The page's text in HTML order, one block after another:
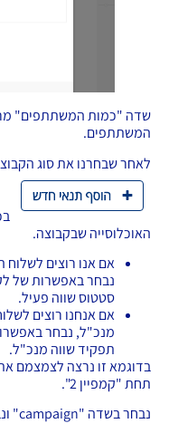
שדה "כמות המשתתפים"
המשתתפים.
לאחר שבחרנו את סוג
האוכלוסייה שבקבוצה.
אם אנו רוצים
נבחר באפשרות של
סטטוס שווה פעיל.
אם אנחנו רוצים
מנכ"ל, נבחר
תפקיד שווה מנכ"ל.
בדוגמא זו נרצה לצמצמם
תחת "קמפיין 2".
נבחר בשדה "campaign" ונבצע חיתוך "שווה ל" – "קמפיין 2" :